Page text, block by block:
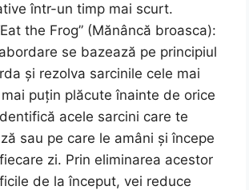
într-un timp mai scurt.
the Frog” (Mănâncă broasca):
se bazează pe principiul
și rezolva sarcinile cele mai
puțin plăcute înainte de orice
acele sarcini care te
sau pe care le amâni și începe
zi. Prin eliminarea acestor
de la început, vei reduce